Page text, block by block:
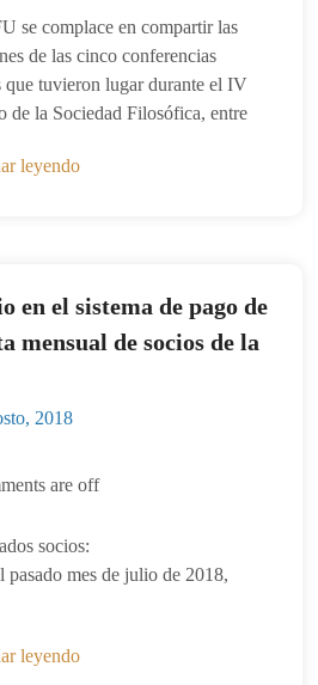
se complace en compartir las
de las cinco conferencias
que tuvieron lugar durante el IV
de la Sociedad Filosófica, entre
leyendo
en el sistema de pago de
mensual de socios de la
2018
are off
socios:
pasado mes de julio de 2018,
leyendo